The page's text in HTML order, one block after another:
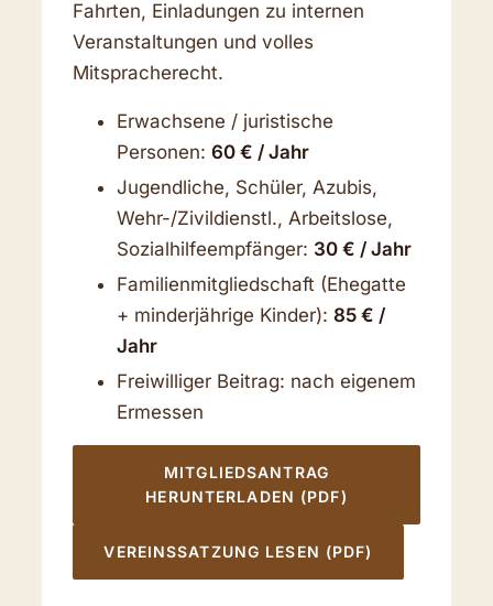
Fahrten, Einladungen zu internen
Veranstaltungen und volles
Mitspracherecht.
Erwachsene / juristische
Personen:60 € / Jahr
Jugendliche, Schüler, Azubis,
Wehr-/Zivildienstl., Arbeitslose,
Sozialhilfeempfänger: 30 € / Jahr
Familienmitgliedschaft (Ehegatte
+ minderjährige Kinder):85 € /
Jahr
Freiwilliger Beitrag: nach eigenem
Ermessen
MITGLIEDSANTRAG
HERUNTERLADEN (PDF)
VEREINSSATZUNG LESEN (PDF)